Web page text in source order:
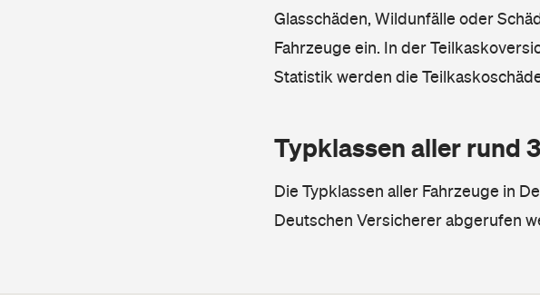
Glasschäden, Wildunfälle oder
Fahrzeuge ein. In der
Statistik werden die
Typklassen aller rund
Die Typklassen aller Fahrzeuge in
Deutschen Versicherer abgerufen